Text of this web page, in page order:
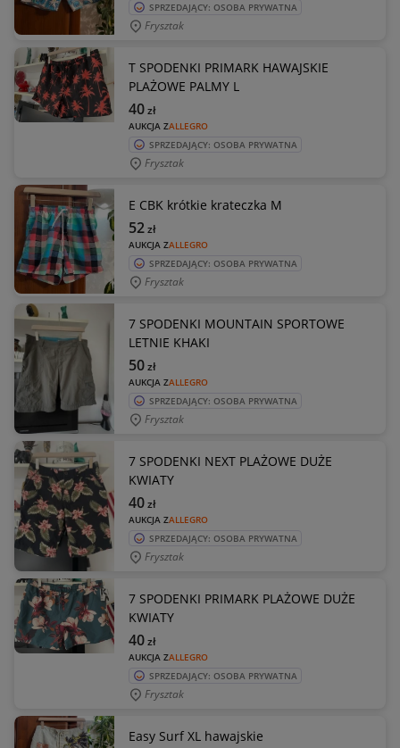
SPRZEDAJĄCY: OSOBA PRYWATNA
Frysztak
T SPODENKI PRIMARK HAWAJSKIE
PLAŻOWE PALMY L
AUKCJA ZALLEGRO
40zł
SPRZEDAJĄCY: OSOBA PRYWATNA
Frysztak
E CBK krótkie krateczka M
AUKCJA ZALLEGRO
52zł
SPRZEDAJĄCY: OSOBA PRYWATNA
Frysztak
7 SPODENKI MOUNTAIN SPORTOWE
LETNIE KHAKI
AUKCJA ZALLEGRO
50zł
SPRZEDAJĄCY: OSOBA PRYWATNA
Frysztak
7 SPODENKI NEXT PLAŻOWE DUŻE
KWIATY
AUKCJA ZALLEGRO
40zł
SPRZEDAJĄCY: OSOBA PRYWATNA
Frysztak
7 SPODENKI PRIMARK PLAŻOWE DUŻE
KWIATY
AUKCJA ZALLEGRO
40zł
SPRZEDAJĄCY: OSOBA PRYWATNA
Frysztak
Easy Surf XL hawajskie